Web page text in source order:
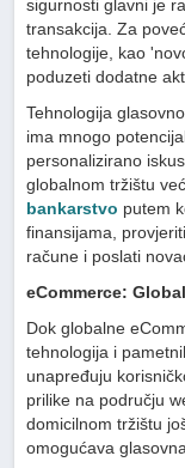
sigurnosti glavni je
transakcija. Za
tehnologije, kao
poduzeti dodatne
Tehnologija
ima mnogo
personalizirano
globalnom tržištu
bankarstvo putem
finansijama,
račune i poslati
eCommerce:
Dok globalne
tehnologija i
unapređuju
prilike na području
domicilnom tržištu
omogućava